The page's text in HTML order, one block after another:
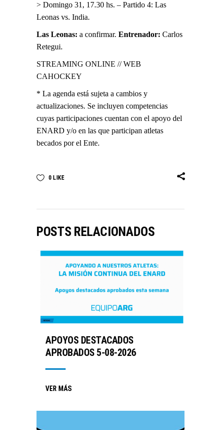
> Domingo 31, 17.30 hs. – Partido 4: Las
Leonas vs. India.
Las Leonas: a confirmar. Entrenador: Carlos
Retegui.
STREAMING ONLINE //WEB
CAHOCKEY
* La agenda está sujeta a cambios y
actualizaciones. Se incluyen competencias
cuyas participaciones cuentan con el apoyo del
ENARD y/o en las que participan atletas
becados por el Ente.
0 LIKE
POSTS RELACIONADOS
APOYOS DESTACADOS
APROBADOS 5-08-2026
VER MÁS